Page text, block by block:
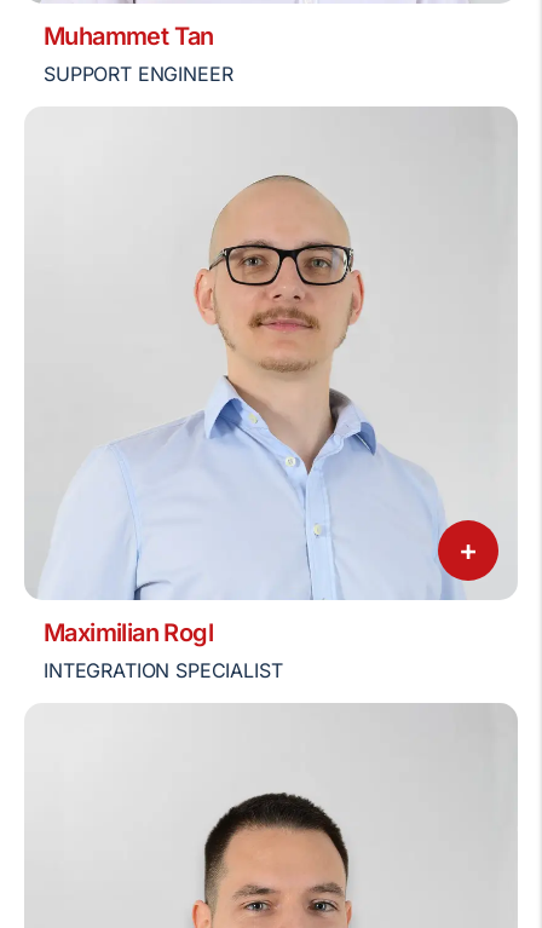
Muhammet Tan
SUPPORT ENGINEER
+
Maximilian Rogl
INTEGRATION SPECIALIST